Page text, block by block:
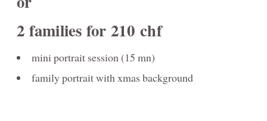
Fine-Art CHILDREN's Portraits - Portraits d'ENFANTs
2 families for 210 chf
mini portrait session (15 mn)
family portrait with xmas background